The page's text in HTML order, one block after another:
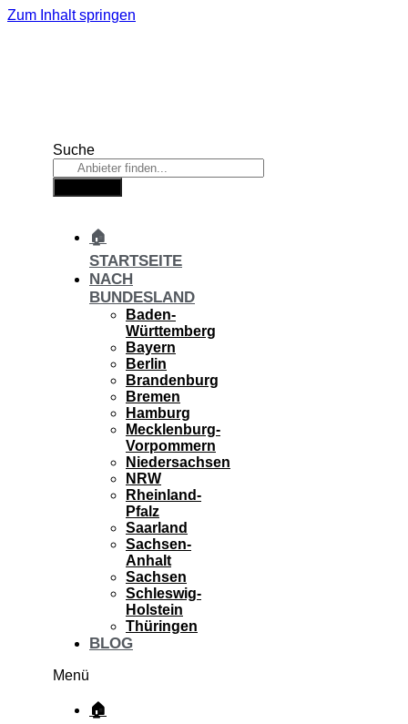
Zum Inhalt springen
Suche
🏠
STARTSEITE
NACH
BUNDESLAND
Baden-
Württemberg
Bayern
Berlin
Brandenburg
Bremen
Hamburg
Mecklenburg-
Vorpommern
Niedersachsen
NRW
Rheinland-
Pfalz
Saarland
Sachsen-
Anhalt
Sachsen
Schleswig-
Holstein
Thüringen
BLOG
Menü
🏠